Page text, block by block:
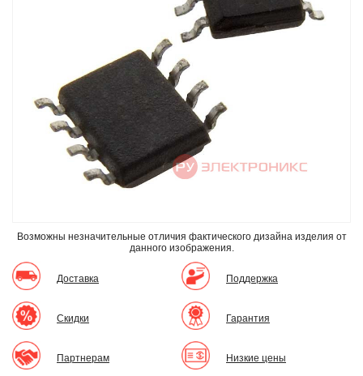
Возможны незначительные отличия фактического дизайна изделия от
данного изображения.
Доставка
Скидки
Партнерам
Поддержка
Гарантия
Низкие цены